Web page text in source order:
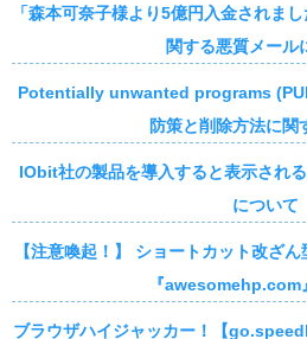
「森本可奈子様より5億円入金されま
関する悪質メール
Potentially unwanted programs
防策と削除方法に関
IObit社の製品を導入すると表示され
について
【注意喚起！】 ショートカット改ざ
『awesomehp.com
ブラウザハイジャッカー！【